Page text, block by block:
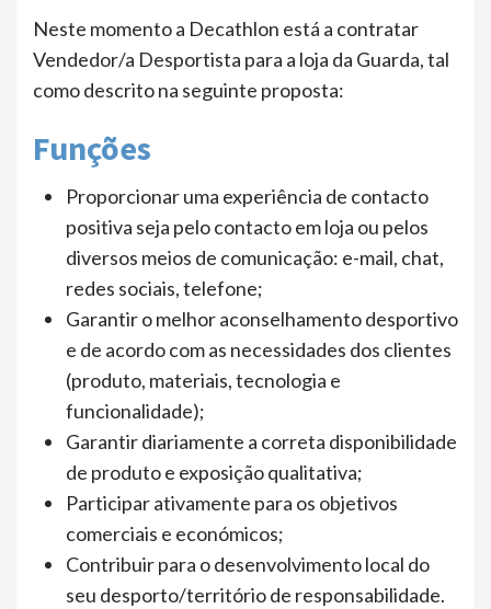
Neste momento a Decathlon está a contratar
Vendedor/a Desportista para a loja da Guarda, tal
como descrito na seguinte proposta:
Funções
Proporcionar uma experiência de contacto
positiva seja pelo contacto em loja ou pelos
diversos meios de comunicação: e-mail, chat,
redes sociais, telefone;
Garantir o melhor aconselhamento desportivo
e de acordo com as necessidades dos clientes
(produto, materiais, tecnologia e
funcionalidade);
Garantir diariamente a correta disponibilidade
de produto e exposição qualitativa;
Participar ativamente para os objetivos
comerciais e económicos;
Contribuir para o desenvolvimento local do
seu desporto/território de responsabilidade.